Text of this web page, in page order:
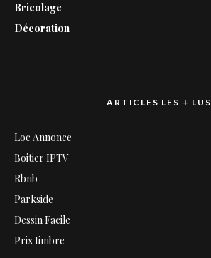
Bricolage
Décoration
ARTICLES LES + LUS
Loc Annonce
Boitier IPTV
Rbnb
Parkside
Dessin Facile
Prix timbre